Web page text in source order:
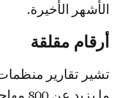
الأشهر الأخيرة.
أرقام مقلقة
تشير تقارير